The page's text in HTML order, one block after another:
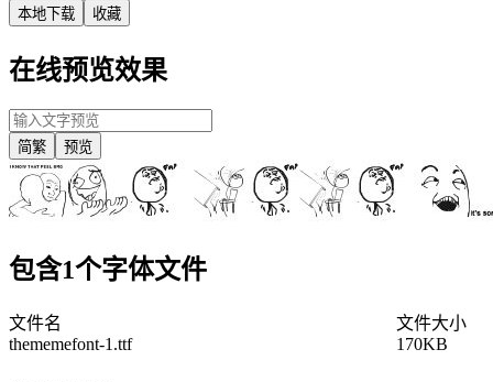
本地下载 收藏
在线预览效果
简繁 预览
包含1个字体文件
文件名
文件大小
thememefont-1.ttf
170KB